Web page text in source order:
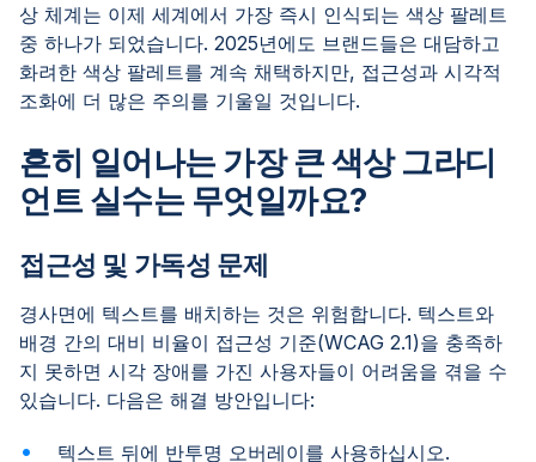
상 체계는 이제 세계에서 가장 즉시 인식되는 색상 팔레트
중 하나가 되었습니다. 2025년에도 브랜드들은 대담하고
화려한 색상 팔레트를 계속 채택하지만, 접근성과 시각적
조화에 더 많은 주의를 기울일 것입니다.
흔히 일어나는 가장 큰 색상 그라디
언트 실수는 무엇일까요?
접근성 및 가독성 문제
경사면에 텍스트를 배치하는 것은 위험합니다. 텍스트와
배경 간의 대비 비율이 접근성 기준(WCAG 2.1)을 충족하
지 못하면 시각 장애를 가진 사용자들이 어려움을 겪을 수
있습니다. 다음은 해결 방안입니다:
텍스트 뒤에 반투명 오버레이를 사용하십시오.